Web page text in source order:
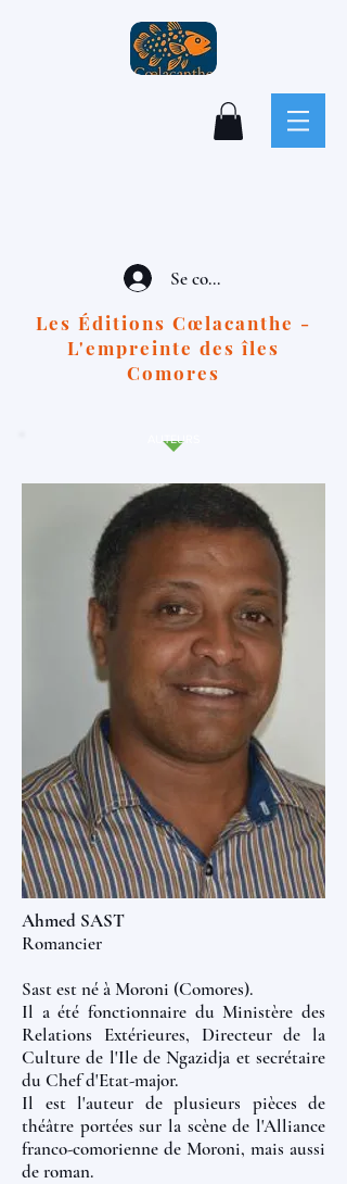
Se connecter
Les Éditions Cœlacanthe -
L'empreinte des îles
Comores
AUTEURS
Ahmed SAST
Romancier
Sast est né à Moroni (Comores).
Il a été fonctionnaire du Ministère des
Relations Extérieures, Directeur de la
Culture de l'Ile de Ngazidja et secrétaire
du Chef d'Etat-major.
Il est l'auteur de plusieurs pièces de
théâtre portées sur la scène de l'Alliance
franco-comorienne de Moroni, mais aussi
de roman.